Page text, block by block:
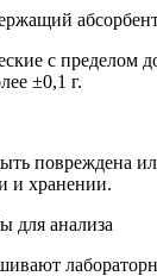
с пределом
±0,1 г.
повреждена
и хранении.
для анализа